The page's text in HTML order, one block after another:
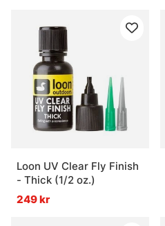
Loon UV Clear Fly Finish
- Thick (1/2 oz.)
249 kr